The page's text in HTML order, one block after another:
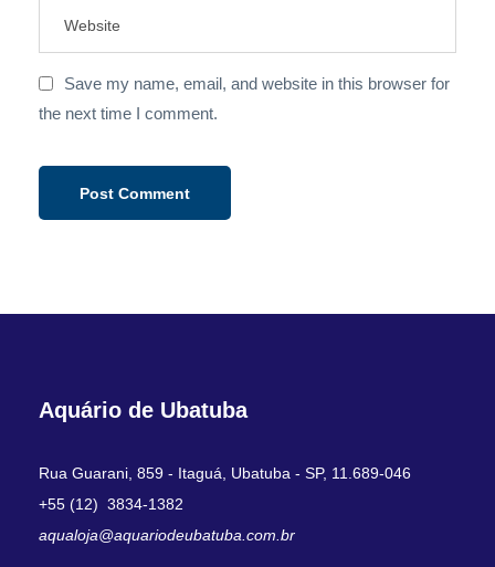
Save my name, email, and website in this browser for
the next time I comment.
Aquário de Ubatuba
Rua Guarani, 859 - Itaguá, Ubatuba - SP, 11.689-046
+55 (12) 3834-1382
aqualoja@aquariodeubatuba.com.br